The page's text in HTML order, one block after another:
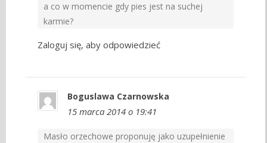
a co w momencie gdy pies jest na suchej
karmie?
Zaloguj się, aby odpowiedzieć
Boguslawa Czarnowska
15 marca 2014 o 19:41
Masło orzechowe proponuję jako uzupełnienie